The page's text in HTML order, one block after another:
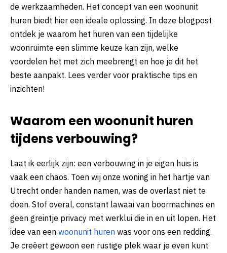
de werkzaamheden. Het concept van een woonunit
huren biedt hier een ideale oplossing. In deze blogpost
ontdek je waarom het huren van een tijdelijke
woonruimte een slimme keuze kan zijn, welke
voordelen het met zich meebrengt en hoe je dit het
beste aanpakt. Lees verder voor praktische tips en
inzichten!
Waarom een woonunit huren
tijdens verbouwing?
Laat ik eerlijk zijn: een verbouwing in je eigen huis is
vaak een chaos. Toen wij onze woning in het hartje van
Utrecht onder handen namen, was de overlast niet te
doen. Stof overal, constant lawaai van boormachines en
geen greintje privacy met werklui die in en uit lopen. Het
idee van een woonunit huren was voor ons een redding.
Je creëert gewoon een rustige plek waar je even kunt